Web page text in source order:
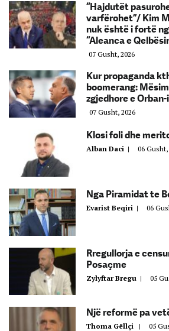
“Hajdutët
varfërohet”/ Kim
nuk është i fortë
“Aleanca e
07 Gusht, 2026
Kur propaganda
boomerang:
zgjedhore e
07 Gusht, 2026
Klosi foli dhe
Alban Daci | 06 Gusht,
Nga Piramidat te
Evarist Beqiri | 06
Rregullorja e
Posaçme
Zylyftar Bregu | 05
Një reformë pa
Thoma Gëllçi | 05